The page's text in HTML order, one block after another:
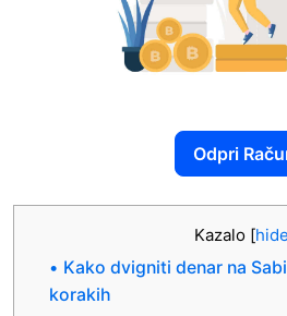
Odpri
Kazalo [hide
Kako dvigniti denar na
korakih